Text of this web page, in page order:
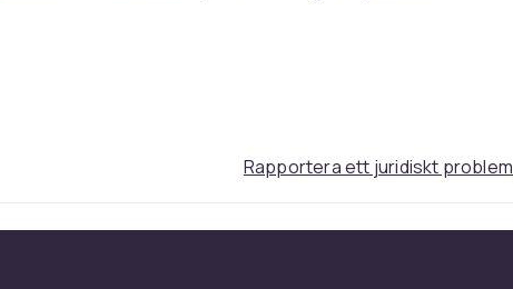
snabbladdning utan att kompromissa med kvalitet och
Rapportera ett juridiskt problem